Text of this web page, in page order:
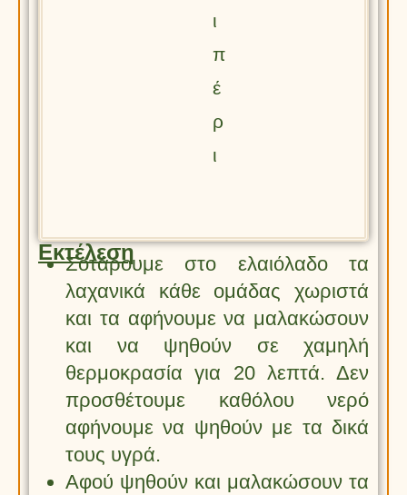
ι
π
έ
ρ
ι
Εκτέλεση
Σοτάρουμε στο ελαιόλαδο τα
λαχανικά κάθε ομάδας χωριστά
και τα αφήνουμε να μαλακώσουν
και να ψηθούν σε χαμηλή
θερμοκρασία για 20 λεπτά. Δεν
προσθέτουμε καθόλου νερό
αφήνουμε να ψηθούν με τα δικά
τους υγρά.
Αφού ψηθούν και μαλακώσουν τα